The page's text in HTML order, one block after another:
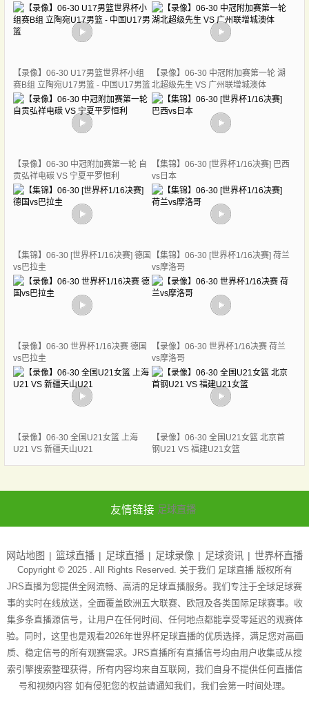
【录像】06-30 U17男篮世界杯小组
赛B组 立陶宛U17男篮 - 中国U17男篮
【录像】06-30 中冠附加赛第一轮 湖
北超级先生 VS 广州联增城澳体
【录像】06-30 中冠附加赛第一轮 自
贡弘祥电碳 VS 宁夏平罗恒利
【集锦】06-30 [世界杯1/16决赛] 巴西
vs日本
【集锦】06-30 [世界杯1/16决赛] 德国
vs巴拉圭
【集锦】06-30 [世界杯1/16决赛] 荷兰
vs摩洛哥
【录像】06-30 世界杯1/16决赛 德国
vs巴拉圭
【录像】06-30 世界杯1/16决赛 荷兰
vs摩洛哥
【录像】06-30 全国U21女篮 上海
U21 VS 新疆天山U21
【录像】06-30 全国U21女篮 北京首
钢U21 VS 福建U21女篮
友情链接 足球直播
网站地图 篮球直播 足球直播 足球录像 足球资讯 世界杯直播
Copyright © 2025 . All Rights Reserved. 关于我们 足球直播版权所有
JRS直播为您提供全网流畅、高清的足球直播服务。我们专注于全球足球赛
事的实时在线放送，全面覆盖欧洲五大联赛、欧冠及各类国际足球赛事。收
集多条直播源信号，让用户在任何时间、任何地点都能享受零延迟的观赛体
验。同时，这里也是观看2026年世界杯足球直播的优质选择，满足您对高画
质、稳定信号的所有观赛需求。JRS直播所有直播信号均由用户收集或从搜
索引擎搜索整理获得，所有内容均来自互联网，我们自身不提供任何直播信
号和视频内容 如有侵犯您的权益请通知我们，我们会第一时间处理。